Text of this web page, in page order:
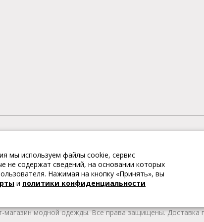
модной женской, мужской, детской одежды и
товары из Европы по привлекательным
В каталоге представлена модная одежда различных
женской и мужской обуви на любой сезон. Весь
модной одежды. Все права защищены. Доставка
мы используем файлы cookie, сервис
не содержат сведений, на основании которых
Нажимая на кнопку «Принять», вы
и политики конфиденциальности